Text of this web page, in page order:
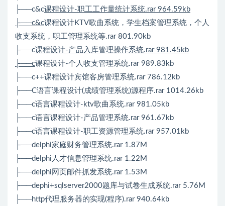
├──c&c课程设计-职工工作量统计系统.rar 964.59kb
├──c&c课程设计KTV歌曲系统，学生档案管理系统，个人
收支系统，职工管理系统等.rar 801.90kb
├──c课程设计-产品入库管理操作系统.rar 981.45kb
├──c课程设计-个人收支管理系统.rar 989.83kb
├──c++课程设计宾馆客房管理系统.rar 786.12kb
├──C语言课程设计(成绩管理系统)源程序.rar 1014.26kb
├──c语言课程设计-ktv歌曲系统.rar 981.05kb
├──c语言课程设计-产品管理系统.rar 961.67kb
├──c语言课程设计-职工资源管理系统.rar 957.01kb
├──delphi家庭财务管理系统.rar 1.87M
├──delphi人才信息管理系统.rar 1.22M
├──delphi网页邮件抓发系统.rar 1.53M
├──dephi+sqlserver2000题库与试卷生成系统.rar 5.76M
├──http代理服务器的实现(程序).rar 940.64kb